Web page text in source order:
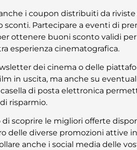
i coupon distribuiti da
Partecipare a eventi di
ottenere buoni sconto validi
esperienza cinematografica.
dei cinema o delle
in uscita, ma anche su
di posta elettronica
risparmio.
scoprire le migliori offerte
delle diverse promozioni attive in
anche i social media delle